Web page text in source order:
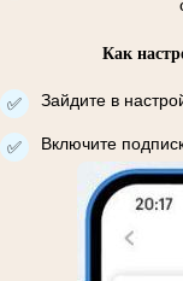
Как
✅ Зайдите в
✅ Включите